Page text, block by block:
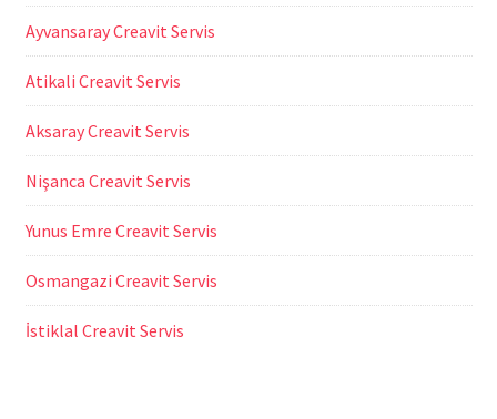
Ayvansaray Creavit Servis
Atikali Creavit Servis
Aksaray Creavit Servis
Nişanca Creavit Servis
Yunus Emre Creavit Servis
Osmangazi Creavit Servis
İstiklal Creavit Servis